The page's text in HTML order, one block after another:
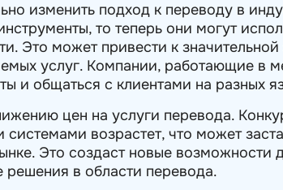
изменить подход к переводу в
то теперь они могут
Это может привести к
услуг. Компании, работающие в
и общаться с клиентами на разных
цен на услуги перевода.
возрастет, что может
Это создаст новые возможности
в области перевода.